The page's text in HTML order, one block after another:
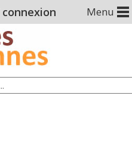
Menu
connexion